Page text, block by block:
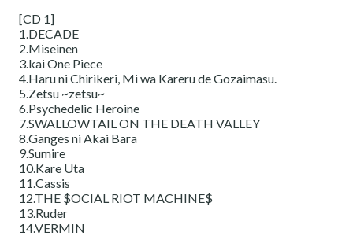
[CD 1]
1.DECADE
2.Miseinen
3.kai One Piece
4.Haru ni Chirikeri, Mi wa Kareru de Gozaimasu.
5.Zetsu ~zetsu~
6.Psychedelic Heroine
7.SWALLOWTAIL ON THE DEATH VALLEY
8.Ganges ni Akai Bara
9.Sumire
10.Kare Uta
11.Cassis
12.THE $OCIAL RIOT MACHINE$
13.Ruder
14.VERMIN